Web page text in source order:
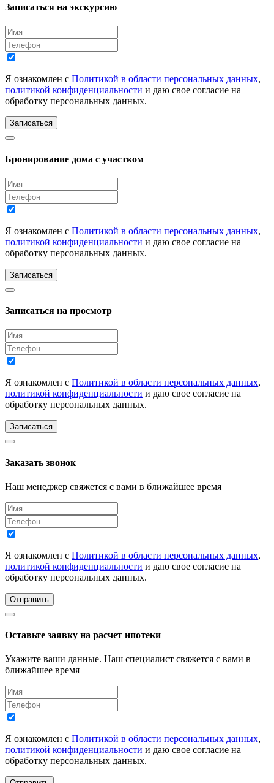
Записаться на экскурсию
Я ознакомлен с Политикой в области персональных данных,
политикой конфиденциальности и даю свое согласие на
обработку персональных данных.
Записаться
Бронирование дома с участком
Я ознакомлен с Политикой в области персональных данных,
политикой конфиденциальности и даю свое согласие на
обработку персональных данных.
Записаться
Записаться на просмотр
Я ознакомлен с Политикой в области персональных данных,
политикой конфиденциальности и даю свое согласие на
обработку персональных данных.
Записаться
Заказать звонок
Наш менеджер свяжется с вами в ближайшее время
Я ознакомлен с Политикой в области персональных данных,
политикой конфиденциальности и даю свое согласие на
обработку персональных данных.
Отправить
Оставьте заявку на расчет ипотеки
Укажите ваши данные. Наш специалист свяжется с вами в
ближайшее время
Я ознакомлен с Политикой в области персональных данных,
политикой конфиденциальности и даю свое согласие на
обработку персональных данных.